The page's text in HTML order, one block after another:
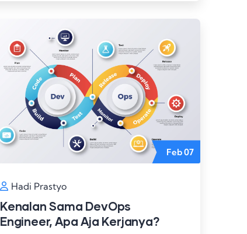
Feb07
Hadi Prastyo
Kenalan Sama DevOps
Engineer, Apa Aja Kerjanya?